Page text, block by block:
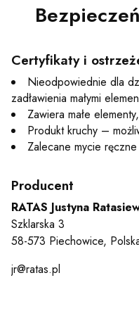
Certyfikaty i
Nieodpowiednie dla
zadławienia małymi
Zawiera małe
Produkt kruchy –
Zalecane mycie
Producent
RATAS Justyna
Szklarska 3
58-573 Piechowice,
jr@ratas.pl